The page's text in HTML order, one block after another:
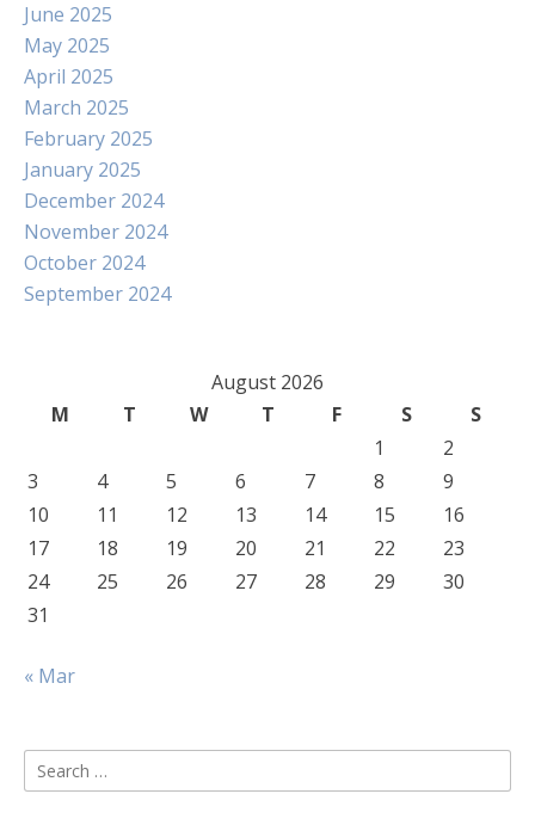
June 2025
May 2025
April 2025
March 2025
February 2025
January 2025
December 2024
November 2024
October 2024
September 2024
August 2026
M
T W T F S
S
1
2
3
4 5 6 7 8
9
10
11 12 13 14 15
16
17
18 19 20 21 22
23
24
25 26 27 28 29
30
31
« Mar
Search
for: